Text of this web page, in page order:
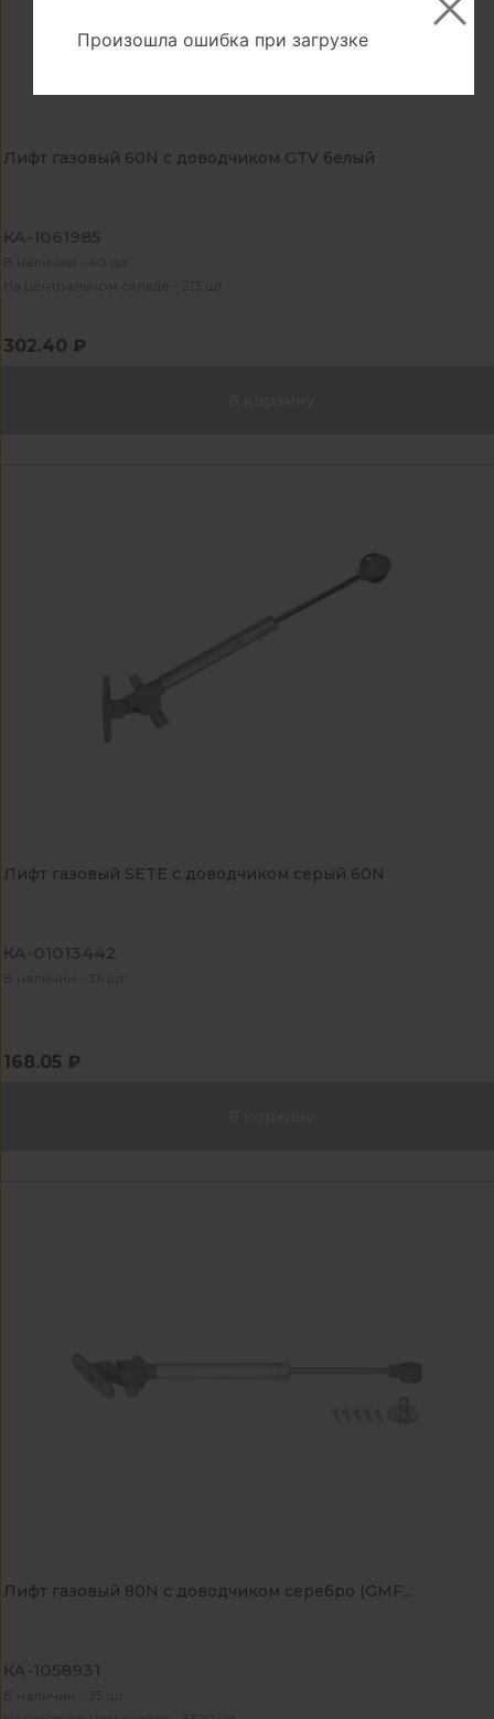
Лифт газовый 60N с доводчиком GTV белый
КА-1061985
В наличии - 40 шт
На центральном складе - 213 шт
302.40 ₽
Лифт газовый SETE с доводчиком серый 60N
КА-01013442
В наличии - 36 шт
168.05 ₽
Лифт газовый 80N с доводчиком серебро (GMF...
КА-1058931
В наличии - 35 шт
Произошла ошибка при загрузке